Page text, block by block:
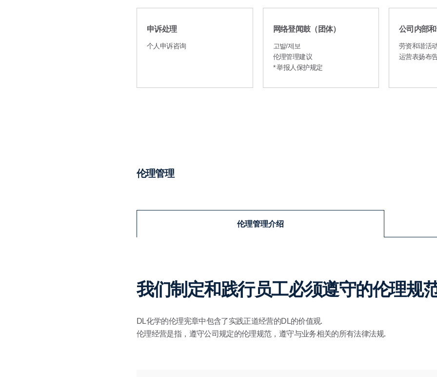
申诉处理
个人申诉咨询
网络登闻鼓（团体）
고발/제보
伦理管理建议
* 举报人保护规定
公司内部
劳资和谐活
运营表扬布
伦理管理
伦理管理介绍
我们制定和践行员工必须遵守的伦理规
DL化学的伦理宪章中包含了实践正道经营的DL的价值观.
伦理经营是指，遵守公司规定的伦理规范，遵守与业务相关的所有法律法规.